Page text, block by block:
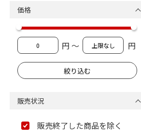
価格
円 ～ 円
販売状況
販売終了した商品を除く